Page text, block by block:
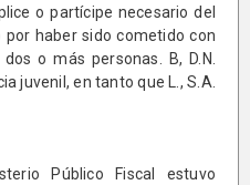
o partícipe necesario del
haber sido cometido con
o más personas. B, D.N.
juvenil, en tanto que L., S.A.
Público Fiscal estuvo